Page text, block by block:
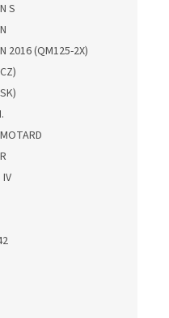
S
2016 (QM125-2X)